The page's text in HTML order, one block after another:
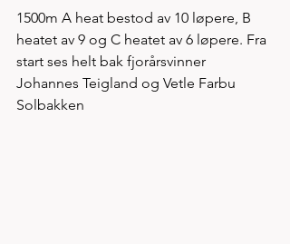
1500m A heat bestod av 10 løpere, B
heatet av 9 og C heatet av 6 løpere. Fra
start ses helt bak fjorårsvinner
Johannes Teigland og Vetle Farbu
Solbakken